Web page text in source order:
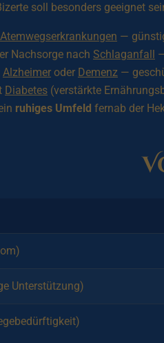
soll besonders geeignet
Atemwegserkrankungen —
Nachsorge nach Schlaganfall
Alzheimer oder Demenz —
Diabetes (verstärkte
ruhiges Umfeld fernab der
Unterstützung)